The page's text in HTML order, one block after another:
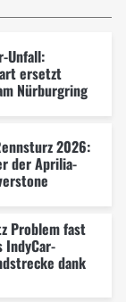
Unfall:
ersetzt
Nürburgring
2026:
der Aprilia-
Problem fast
IndyCar-
dank